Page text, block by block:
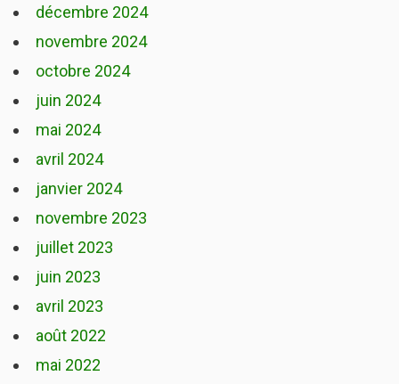
décembre 2024
novembre 2024
octobre 2024
juin 2024
mai 2024
avril 2024
janvier 2024
novembre 2023
juillet 2023
juin 2023
avril 2023
août 2022
mai 2022